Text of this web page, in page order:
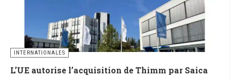
INTERNATIONALES
L’UE autorise l’acquisition de Thimm par Saica